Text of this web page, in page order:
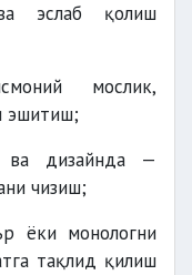
эслаб қолиш
мослик,
эшитиш;
ва дизайнда —
чизиш;
ёки монологни
тақлид қилиш